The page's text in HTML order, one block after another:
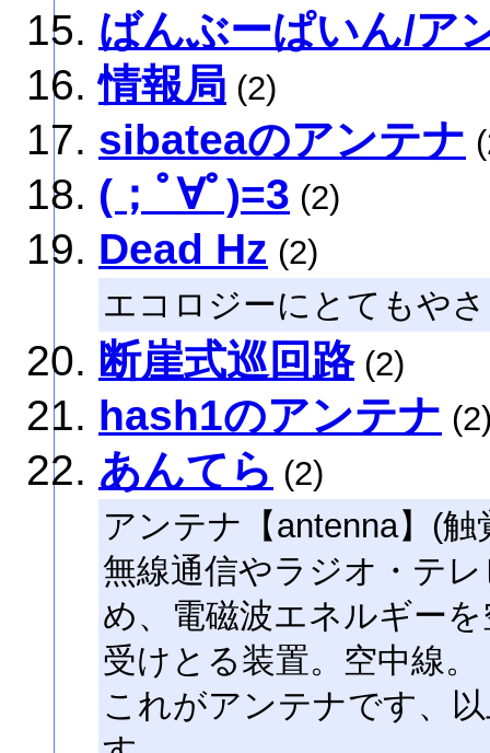
ばんぶーぱいん/ア
情報局 (2)
sibateaのアンテナ
(；ﾟ∀ﾟ)=3 (2)
Dead Hz (2)
エコロジーにとてもや
断崖式巡回路(2)
hash1のアンテナ
あんてら (2)
アンテナ【antenna】(触
無線通信やラジオ・テ
め、電磁波エネルギー
受けとる装置。空中線。
これがアンテナです、